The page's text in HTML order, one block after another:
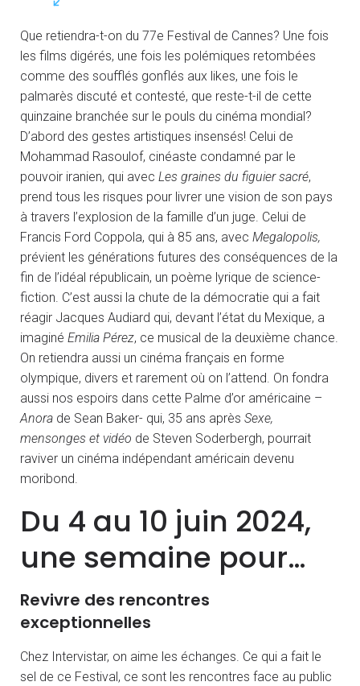
Que retiendra-t-on du 77e Festival de Cannes? Une fois
les films digérés, une fois les polémiques retombées
comme des soufflés gonflés aux likes, une fois le
palmarès discuté et contesté, que reste-t-il de cette
quinzaine branchée sur le pouls du cinéma mondial?
D’abord des gestes artistiques insensés! Celui de
Mohammad Rasoulof, cinéaste condamné par le
pouvoir iranien, qui avec Les graines du figuier sacré,
prend tous les risques pour livrer une vision de son pays
à travers l’explosion de la famille d’un juge. Celui de
Francis Ford Coppola, qui à 85 ans, avec Megalopolis,
prévient les générations futures des conséquences de la
fin de l’idéal républicain, un poème lyrique de science-
fiction. C’est aussi la chute de la démocratie qui a fait
réagir Jacques Audiard qui, devant l’état du Mexique, a
imaginé Emilia Pérez, ce musical de la deuxième chance.
On retiendra aussi un cinéma français en forme
olympique, divers et rarement où on l’attend. On fondra
aussi nos espoirs dans cette Palme d’or américaine –
Anora de Sean Baker- qui, 35 ans après Sexe,
mensonges et vidéo de Steven Soderbergh, pourrait
raviver un cinéma indépendant américain devenu
moribond.
Du 4 au 10 juin 2024,
une semaine pour…
Revivre des rencontres
exceptionnelles
Chez Intervistar, on aime les échanges. Ce qui a fait le
sel de ce Festival, ce sont les rencontres face au public